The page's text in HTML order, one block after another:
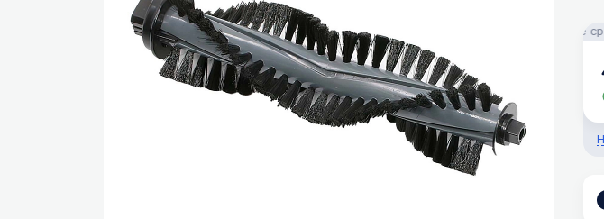
FILTERIX — Запчасти, аксессуары и моющие